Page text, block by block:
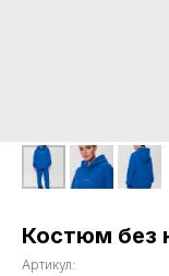
Костюм без
Артикул: